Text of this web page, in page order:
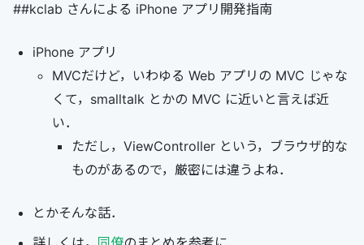
##kclab さんによる iPhone アプリ開発指南
iPhone アプリ
MVCだけど，いわゆる Web アプリの MVC じゃな
くて，smalltalk とかの MVC に近いと言えば近
い．
ただし，ViewController という，ブラウザ的な
ものがあるので，厳密には違うよね．
とかそんな話．